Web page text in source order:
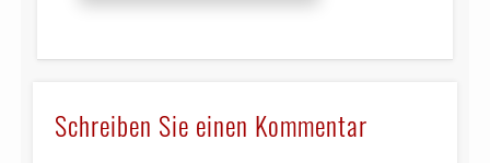
Schreiben Sie einen Kommentar